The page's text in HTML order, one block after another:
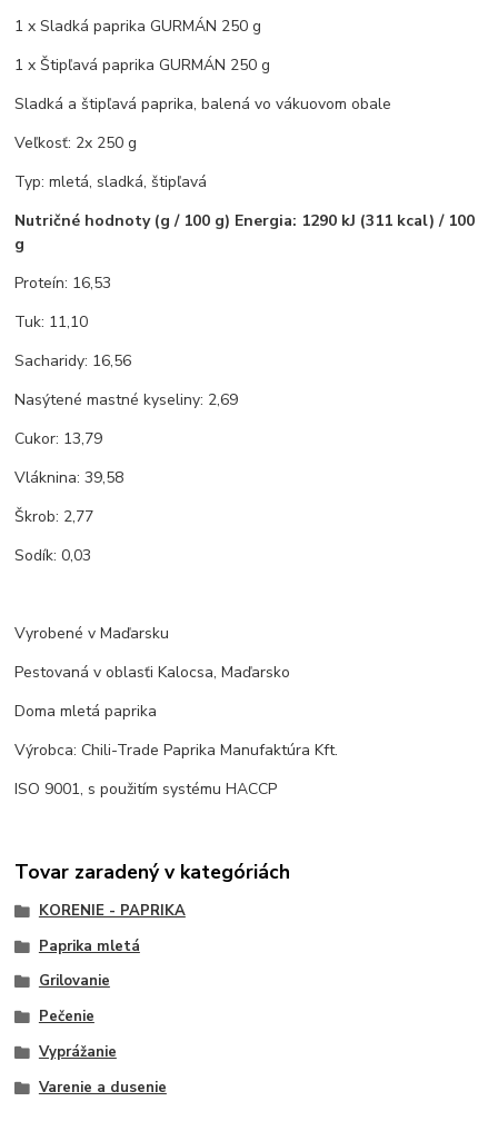
1 x Sladká paprika GURMÁN 250 g
1 x Štipľavá paprika GURMÁN 250 g
Sladká a štipľavá paprika, balená vo vákuovom obale
Veľkosť: 2x 250 g
Typ: mletá, sladká, štipľavá
Nutričné hodnoty (g / 100 g) Energia: 1290 kJ (311 kcal) / 100
g
Proteín: 16,53
Tuk: 11,10
Sacharidy: 16,56
Nasýtené mastné kyseliny: 2,69
Cukor: 13,79
Vláknina: 39,58
Škrob: 2,77
Sodík: 0,03
Vyrobené v Maďarsku
Pestovaná v oblasťi Kalocsa, Maďarsko
Doma mletá paprika
Výrobca: Chili-Trade Paprika Manufaktúra Kft.
ISO 9001, s použitím systému HACCP
Tovar zaradený v kategóriách
KORENIE - PAPRIKA
Paprika mletá
Grilovanie
Pečenie
Vyprážanie
Varenie a dusenie